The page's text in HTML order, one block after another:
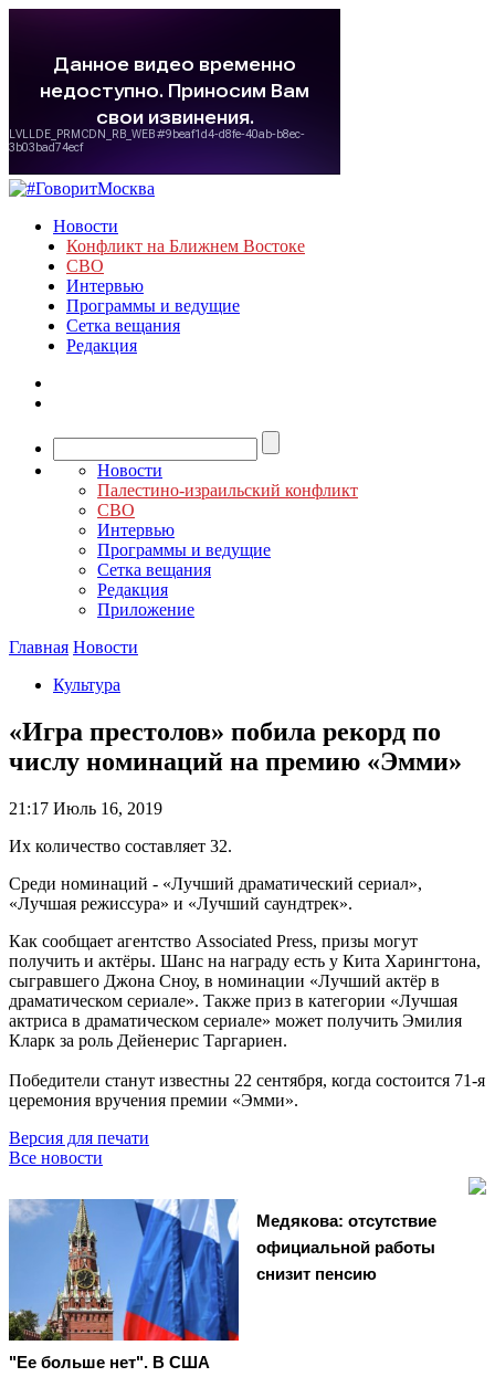
Новости
Конфликт на Ближнем Востоке
СВО
Интервью
Программы и ведущие
Сетка вещания
Редакция
Новости
Палестино-израильский конфликт
СВО
Интервью
Программы и ведущие
Сетка вещания
Редакция
Приложение
Главная Новости
Культура
«Игра престолов» побила рекорд по
числу номинаций на премию «Эмми»
21:17 Июль 16, 2019
Их количество составляет 32.
Среди номинаций - «Лучший драматический сериал»,
«Лучшая режиссура» и «Лучший саундтрек».
Как сообщает агентство Associated Press, призы могут
получить и актёры. Шанс на награду есть у Кита Харингтона,
сыгравшего Джона Сноу, в номинации «Лучший актёр в
драматическом сериале». Также приз в категории «Лучшая
актриса в драматическом сериале» может получить Эмилия
Кларк за роль Дейенерис Таргариен.
Победители станут известны 22 сентября, когда состоится 71-я
церемония вручения премии «Эмми».
Версия для печати
Все новости
"Ее больше нет". В США
Медякова: отсутствие
официальной работы
снизит пенсию